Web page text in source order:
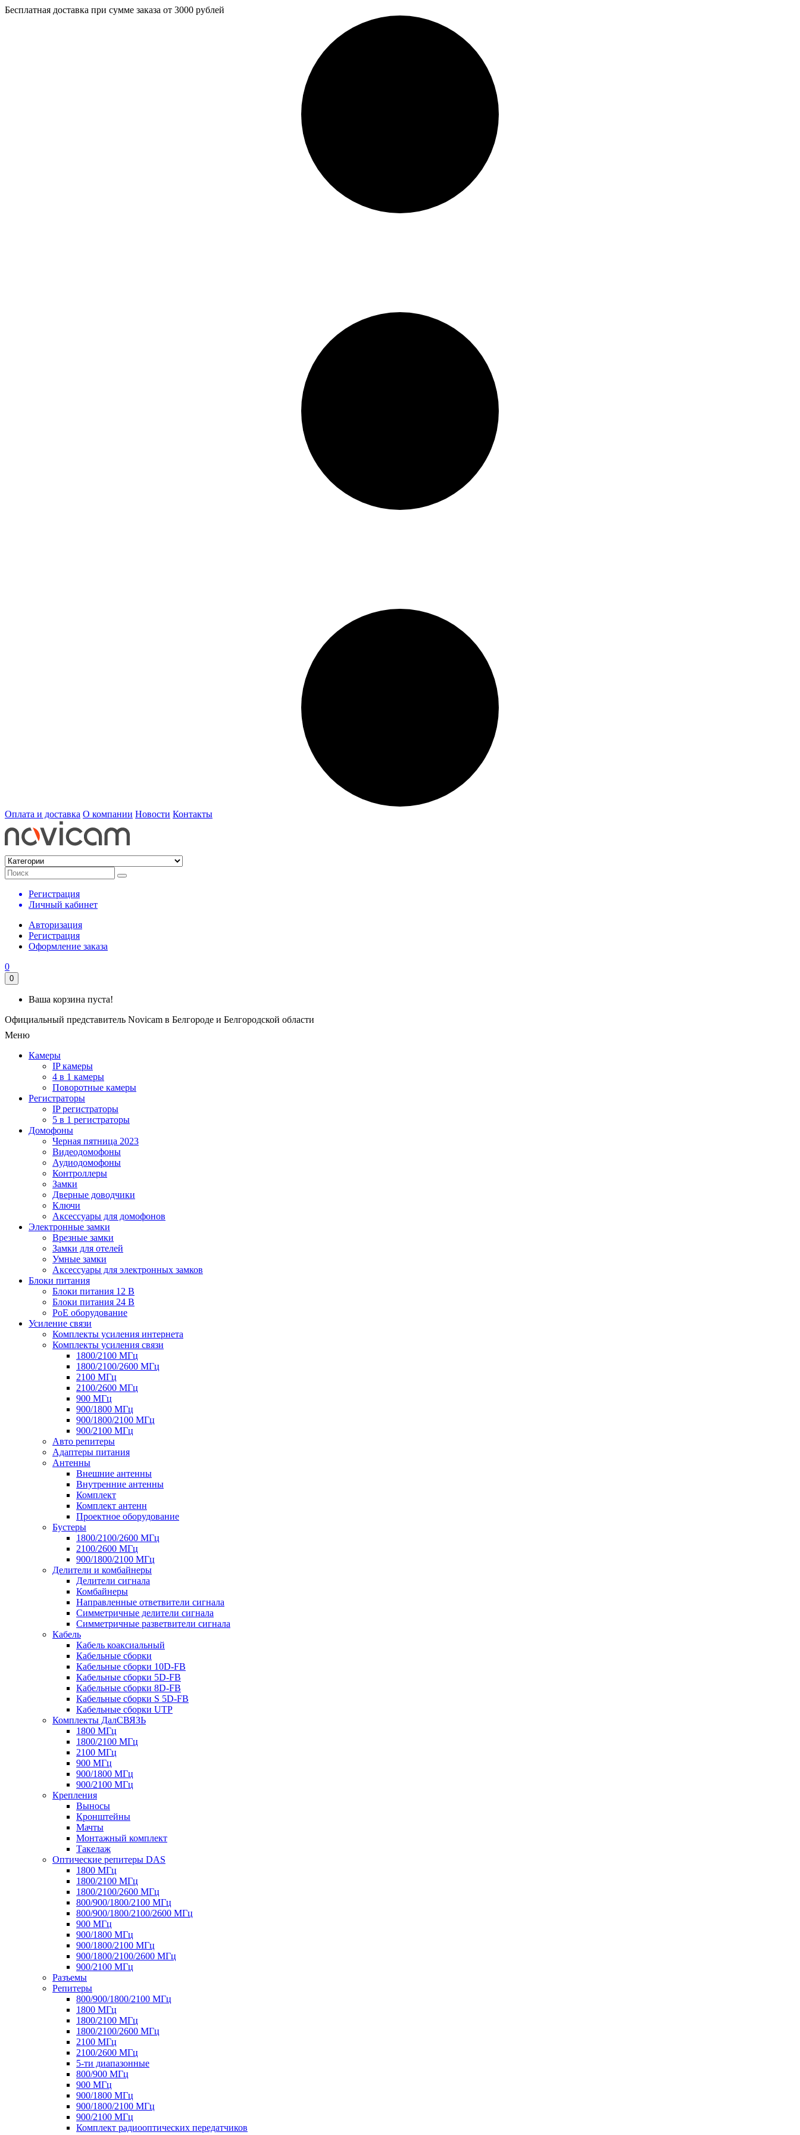
Бесплатная доставка при сумме заказа от 3000 рублей
Оплата и доставка О компании Новости Контакты
Регистрация
Личный кабинет
Авторизация
Регистрация
Оформление заказа
0
0
Ваша корзина пуста!
Официальный представитель Novicam в Белгороде и Белгородской области
Меню
Камеры
IP камеры
4 в 1 камеры
Поворотные камеры
Регистраторы
IP регистраторы
5 в 1 регистраторы
Домофоны
Черная пятница 2023
Видеодомофоны
Аудиодомофоны
Контроллеры
Замки
Дверные доводчики
Ключи
Аксессуары для домофонов
Электронные замки
Врезные замки
Замки для отелей
Умные замки
Аксессуары для электронных замков
Блоки питания
Блоки питания 12 В
Блоки питания 24 В
PoE оборудование
Усиление связи
Комплекты усиления интернета
Комплекты усиления связи
1800/2100 МГц
1800/2100/2600 МГц
2100 МГц
2100/2600 МГц
900 МГц
900/1800 МГц
900/1800/2100 МГц
900/2100 МГц
Авто репитеры
Адаптеры питания
Антенны
Внешние антенны
Внутренние антенны
Комплект
Комплект антенн
Проектное оборудование
Бустеры
1800/2100/2600 МГц
2100/2600 МГц
900/1800/2100 МГц
Делители и комбайнеры
Делители сигнала
Комбайнеры
Направленные ответвители сигнала
Симметричные делители сигнала
Симметричные разветвители сигнала
Кабель
Кабель коаксиальный
Кабельные сборки
Кабельные сборки 10D-FB
Кабельные сборки 5D-FB
Кабельные сборки 8D-FB
Кабельные сборки S 5D-FB
Кабельные сборки UTP
Комплекты ДалСВЯЗЬ
1800 МГц
1800/2100 МГц
2100 МГц
900 МГц
900/1800 МГц
900/2100 МГц
Крепления
Выносы
Кронштейны
Мачты
Монтажный комплект
Такелаж
Оптические репитеры DAS
1800 МГц
1800/2100 МГц
1800/2100/2600 МГц
800/900/1800/2100 МГц
800/900/1800/2100/2600 МГц
900 МГц
900/1800 МГц
900/1800/2100 МГц
900/1800/2100/2600 МГц
900/2100 МГц
Разъемы
Репитеры
800/900/1800/2100 МГц
1800 МГц
1800/2100 МГц
1800/2100/2600 МГц
2100 МГц
2100/2600 МГц
5-ти диапазонные
800/900 МГц
900 МГц
900/1800 МГц
900/1800/2100 МГц
900/2100 МГц
Комплект радиооптических передатчиков